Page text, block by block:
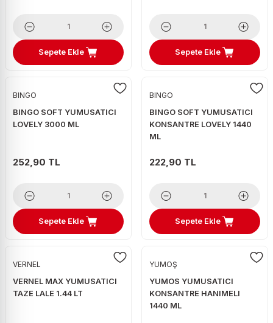
Sepete Ekle Sepete Ekle
BINGO
BINGO SOFT YUMUSATICI
LOVELY 3000 ML
252,90 TL
Sepete Ekle
BINGO
BINGO SOFT YUMUSATICI
KONSANTRE LOVELY 1440
ML
222,90 TL
Sepete Ekle
VERNEL
VERNEL MAX YUMUSATICI
TAZE LALE 1.44 LT
YUMOŞ
YUMOS YUMUSATICI
KONSANTRE HANIMELI
1440 ML